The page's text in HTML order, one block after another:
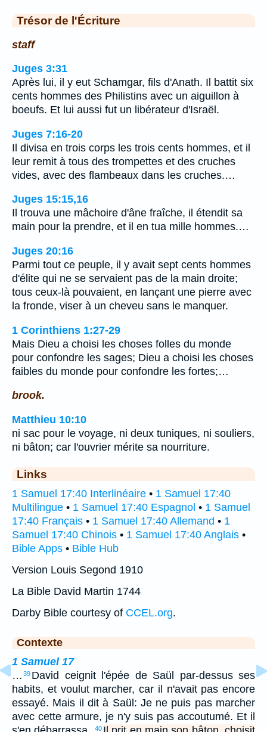
Trésor de l'Écriture
staff
Juges 3:31
Après lui, il y eut Schamgar, fils d'Anath. Il battit six
cents hommes des Philistins avec un aiguillon à
boeufs. Et lui aussi fut un libérateur d'Israël.
Juges 7:16-20
Il divisa en trois corps les trois cents hommes, et il
leur remit à tous des trompettes et des cruches
vides, avec des flambeaux dans les cruches.…
Juges 15:15,16
Il trouva une mâchoire d'âne fraîche, il étendit sa
main pour la prendre, et il en tua mille hommes.…
Juges 20:16
Parmi tout ce peuple, il y avait sept cents hommes
d'élite qui ne se servaient pas de la main droite;
tous ceux-là pouvaient, en lançant une pierre avec
la fronde, viser à un cheveu sans le manquer.
1 Corinthiens 1:27-29
Mais Dieu a choisi les choses folles du monde
pour confondre les sages; Dieu a choisi les choses
faibles du monde pour confondre les fortes;…
brook.
Matthieu 10:10
ni sac pour le voyage, ni deux tuniques, ni souliers,
ni bâton; car l'ouvrier mérite sa nourriture.
Links
1 Samuel 17:40 Interlinéaire • 1 Samuel 17:40
Multilingue • 1 Samuel 17:40 Espagnol • 1 Samuel
17:40 Français • 1 Samuel 17:40 Allemand • 1
Samuel 17:40 Chinois • 1 Samuel 17:40 Anglais •
Bible Apps • Bible Hub
Version Louis Segond 1910
La Bible David Martin 1744
Darby Bible courtesy of CCEL.org.
Contexte
1 Samuel 17
… 39 David ceignit l'épée de Saül par-dessus ses
habits, et voulut marcher, car il n'avait pas encore
essayé. Mais il dit à Saül: Je ne puis pas marcher
avec cette armure, je n'y suis pas accoutumé. Et il
40